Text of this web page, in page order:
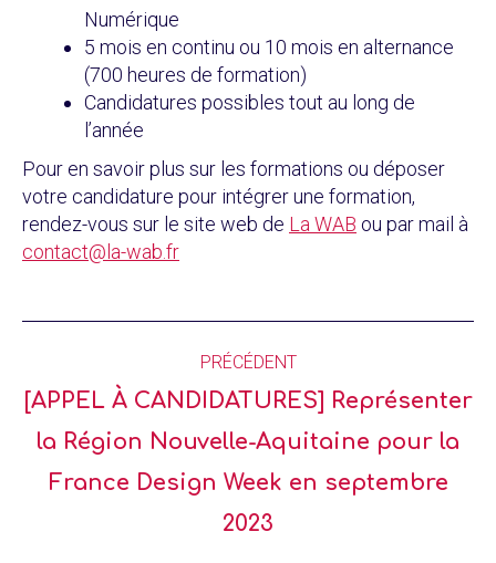
Numérique
5 mois en continu ou 10 mois en alternance
(700 heures de formation)
Candidatures possibles tout au long de
l’année
Pour en savoir plus sur les formations ou déposer
votre candidature pour intégrer une formation,
rendez-vous sur le site web de La WAB ou par mail à
contact@la-wab.fr
PRÉCÉDENT
[APPEL À CANDIDATURES] Représenter
la Région Nouvelle-Aquitaine pour la
France Design Week en septembre
2023